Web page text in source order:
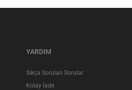
YARDIM
Sıkça Sorulan Sorular
Kolay İade